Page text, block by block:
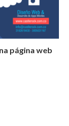
página web